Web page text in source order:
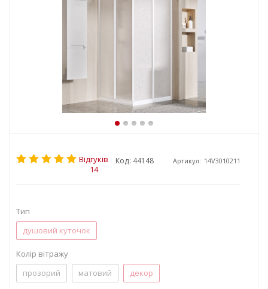
Відгуків
14
Код: 44148 Артикул: 14V3010211
Тип
душовий куточок
Колір вітражу
прозорий
матовий декор